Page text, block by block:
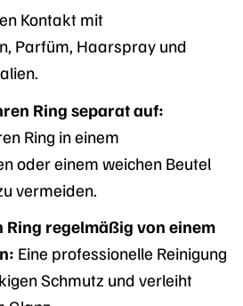
Kontakt mit
Parfüm, Haarspray und
Ring separat auf:
Ring in einem
oder einem weichen Beutel
vermeiden.
Ring regelmäßig von einem
Eine professionelle Reinigung
Schmutz und verleiht